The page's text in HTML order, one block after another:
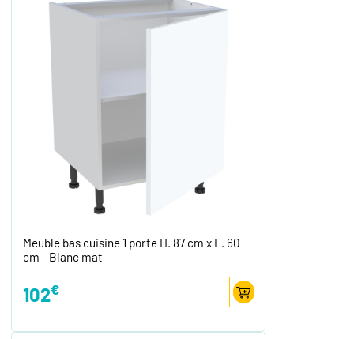
Meuble bas cuisine 1 porte H. 87 cm x L. 60
cm - Blanc mat
102€